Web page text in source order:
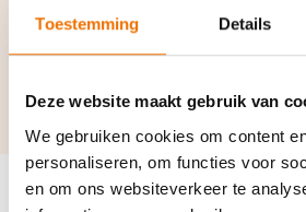
Toestemming Details
Deze website maakt gebruik van
We gebruiken cookies om content
personaliseren, om functies voor
en om ons websiteverkeer te
Ontslagvergoeding